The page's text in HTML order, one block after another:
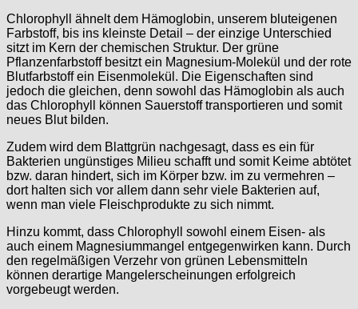
Chlorophyll ähnelt dem Hämoglobin, unserem bluteigenen
Farbstoff, bis ins kleinste Detail – der einzige Unterschied
sitzt im Kern der chemischen Struktur. Der grüne
Pflanzenfarbstoff besitzt ein Magnesium-Molekül und der rote
Blutfarbstoff ein Eisenmolekül. Die Eigenschaften sind
jedoch die gleichen, denn sowohl das Hämoglobin als auch
das Chlorophyll können Sauerstoff transportieren und somit
neues Blut bilden.
Zudem wird dem Blattgrün nachgesagt, dass es ein für
Bakterien ungünstiges Milieu schafft und somit Keime abtötet
bzw. daran hindert, sich im Körper bzw. im zu vermehren –
dort halten sich vor allem dann sehr viele Bakterien auf,
wenn man viele Fleischprodukte zu sich nimmt.
Hinzu kommt, dass Chlorophyll sowohl einem Eisen- als
auch einem Magnesiummangel entgegenwirken kann. Durch
den regelmäßigen Verzehr von grünen Lebensmitteln
können derartige Mangelerscheinungen erfolgreich
vorgebeugt werden.